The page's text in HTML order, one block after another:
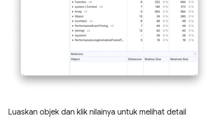
Luaskan objek dan klik nilainya untuk melihat detail